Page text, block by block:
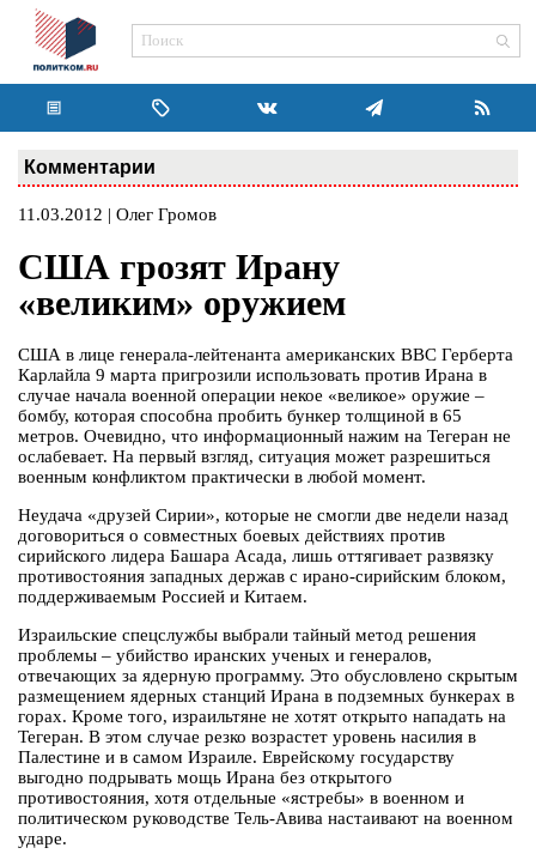
Комментарии
11.03.2012 | Олег Громов
США грозят Ирану
«великим» оружием
США в лице генерала-лейтенанта американских ВВС Герберта
Карлайла 9 марта пригрозили использовать против Ирана в
случае начала военной операции некое «великое» оружие –
бомбу, которая способна пробить бункер толщиной в 65
метров. Очевидно, что информационный нажим на Тегеран не
ослабевает. На первый взгляд, ситуация может разрешиться
военным конфликтом практически в любой момент.
Неудача «друзей Сирии», которые не смогли две недели назад
договориться о совместных боевых действиях против
сирийского лидера Башара Асада, лишь оттягивает развязку
противостояния западных держав с ирано-сирийским блоком,
поддерживаемым Россией и Китаем.
Израильские спецслужбы выбрали тайный метод решения
проблемы – убийство иранских ученых и генералов,
отвечающих за ядерную программу. Это обусловлено скрытым
размещением ядерных станций Ирана в подземных бункерах в
горах. Кроме того, израильтяне не хотят открыто нападать на
Тегеран. В этом случае резко возрастет уровень насилия в
Палестине и в самом Израиле. Еврейскому государству
выгодно подрывать мощь Ирана без открытого
противостояния, хотя отдельные «ястребы» в военном и
политическом руководстве Тель-Авива настаивают на военном
ударе.